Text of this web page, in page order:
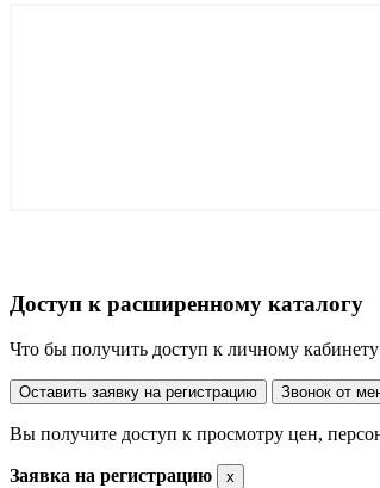
Доступ к расширенному каталогу
Что бы получить доступ к личному
Оставить заявку на регистрацию Звонок от
Вы получите доступ к просмотру цен,
Заявка на регистрацию x